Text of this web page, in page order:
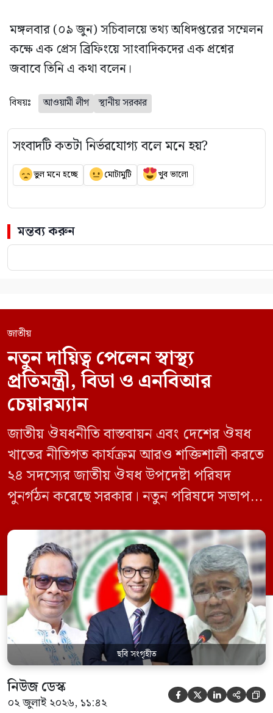
মঙ্গলবার (০৯ জুন) সচিবালয়ে তথ্য অধিদপ্তরের সম্মেলন
কক্ষে এক প্রেস ব্রিফিংয়ে সাংবাদিকদের এক প্রশ্নের
জবাবে তিনি এ কথা বলেন।
বিষয়ঃ আওয়ামী লীগ স্থানীয় সরকার
সংবাদটি কতটা নির্ভরযোগ্য বলে মনে হয়?
ভুল মনে হচ্ছে মোটামুটি খুব ভালো
মন্তব্য করুন
জাতীয়
নতুন দায়িত্ব পেলেন স্বাস্থ্য
প্রতিমন্ত্রী, বিডা ও এনবিআর
চেয়ারম্যান
জাতীয় ঔষধনীতি বাস্তবায়ন এবং দেশের ঔষধ
খাতের নীতিগত কার্যক্রম আরও শক্তিশালী করতে
২৪ সদস্যের জাতীয় ঔষধ উপদেষ্টা পরিষদ
পুনর্গঠন করেছে সরকার। নতুন পরিষদে সভাপতি
কল্যাণমন্ত্রী এবং সদস্য সচিব থাকবেন স্বাস্থ্য ও
পরিবার কল্যাণ মন্ত্রণালয়ের সচিব। একই সঙ্গে
স্বাস্থ্য প্রতিমন্ত্রী, বাংলাদেশ বিনিয়োগ উন্নয়ন
কর্তৃপক্ষ (বিডা)-এর নির্বাহী চেয়ারম্যান এবং
জাতীয় […]
ছবি সংগৃহীত
নিউজ ডেস্ক
০২ জুলাই ২০২৬, ১১:৪২     